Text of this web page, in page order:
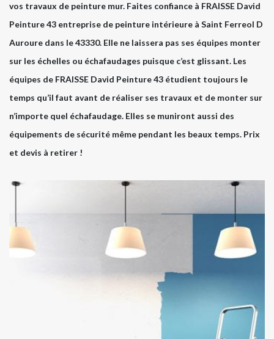
vos travaux de peinture mur. Faites confiance à FRAISSE David
Peinture 43 entreprise de peinture intérieure à Saint Ferreol D
Auroure dans le 43330. Elle ne laissera pas ses équipes monter
sur les échelles ou échafaudages puisque c’est glissant. Les
équipes de FRAISSE David Peinture 43 étudient toujours le
temps qu’il faut avant de réaliser ses travaux et de monter sur
n’importe quel échafaudage. Elles se muniront aussi des
équipements de sécurité même pendant les beaux temps. Prix
et devis à retirer !